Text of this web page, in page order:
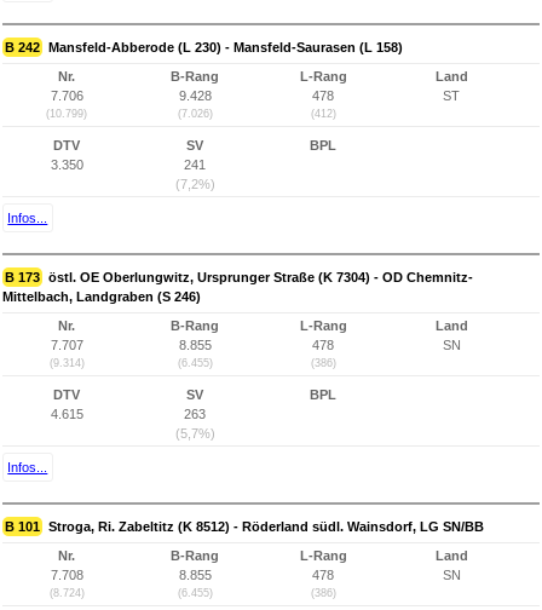
B 242 Mansfeld-Abberode (L 230) - Mansfeld-Saurasen (L 158)
Nr.
7.706
(10.799)
B-Rang
9.428
(7.026)
L-Rang
478
(412)
Land
ST
DTV
3.350
SV
241
(7,2%)
BPL
Infos...
B 173 östl. OE Oberlungwitz, Ursprunger Straße (K 7304) - OD Chemnitz-
Mittelbach, Landgraben (S 246)
Nr.
7.707
(9.314)
B-Rang
8.855
(6.455)
L-Rang
478
(386)
Land
SN
DTV
4.615
SV
263
(5,7%)
BPL
Infos...
B 101 Stroga, Ri. Zabeltitz (K 8512) - Röderland südl. Wainsdorf, LG SN/BB
Nr.
7.708
(8.724)
B-Rang
8.855
(6.455)
L-Rang
478
(386)
Land
SN